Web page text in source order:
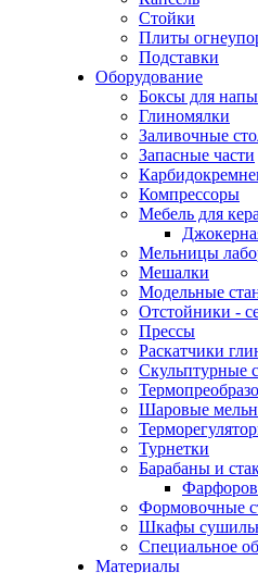
Стойки
Плиты
Подставки
Оборудование
Боксы для
Глиномялки
Заливочные
Запасные части
Компрессоры
Мебель для
Мельницы
Мешалки
Модельные
Отстойники -
Прессы
Раскатчики
Скульптурные
Шаровые
Турнетки
Барабаны и
Формовочные
Шкафы
Специальное
Материалы